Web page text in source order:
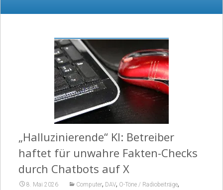
Nachrichten, Texte, Podcast, O-Töne,
„Halluzinierende“ KI: Betreiber
haftet für unwahre Fakten-Checks
durch Chatbots auf X
8. Mai 2026 Computer, DAV, O-Töne / Radiobeiträge,